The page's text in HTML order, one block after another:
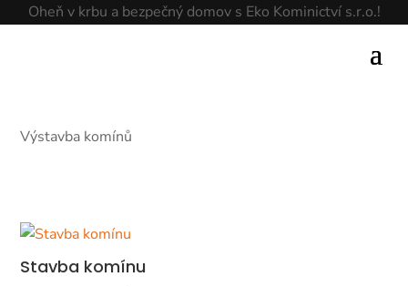
Oheň v krbu a bezpečný domov s Eko Kominictví s.r.o.!
Výstavba komínů
Stavba komínu